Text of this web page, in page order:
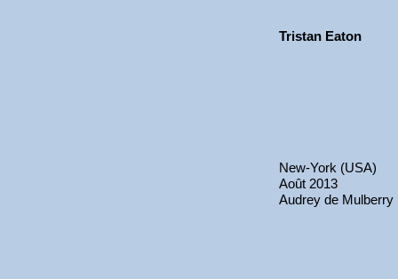
Tristan Eaton
New-York (USA)
Août 2013
Audrey de Mulberry